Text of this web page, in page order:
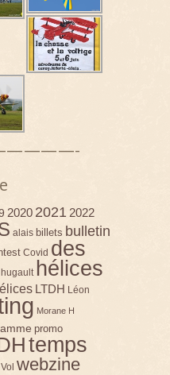
2020 2021 2022
alais billets bulletin
Covid des
hugault hélices
LTDH Léon
Morane H
promo
temps
Vol webzine